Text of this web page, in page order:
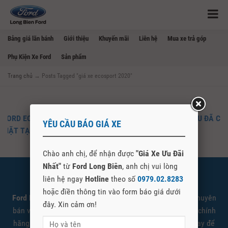
Bảng giá lăn bánh Giới thiệu Khuyến mãi Liên hệ Mua xe trả góp
Phụ Kiện Xe Ford Sản phẩm
Trang chủ → Posts Tagged "giá xe ecosport 2020"
FORD ECOSPORT 2020 MỚI BỎ BÁNH DỰ PHÒNG TREO SAU ĐÃ CÓ
MẶT TẠI THỊ TRƯỜNG VIỆT NAM
SHOWROOM FORD LONG BIÊN
Ford Long Biênlà đại lý cấp 1 ủy quyền Ford Việt Nam chuyên
bán và giới thiệu các sản phẩm xe Ford được nhập khẩu chính
hãng. Quý khách có nhu cầu tìm hiểu vui lòng liên hệ ngay để
YÊU CẦU BÁO GIÁ XE
Chào anh chị, để nhận được "Giá Xe Ưu Đãi
Nhất" từ Ford Long Biên, anh chị vui lòng
liên hệ ngay Hotline theo số 0979.02.8283
hoặc điền thông tin vào form báo giá dưới
đây. Xin cảm ơn!